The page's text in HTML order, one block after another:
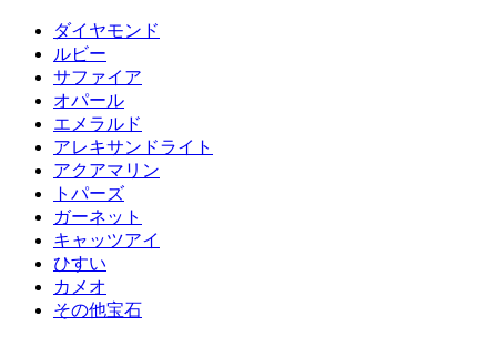
ダイヤモンド
ルビー
サファイア
オパール
エメラルド
アレキサンドライト
アクアマリン
トパーズ
ガーネット
キャッツアイ
ひすい
カメオ
その他宝石